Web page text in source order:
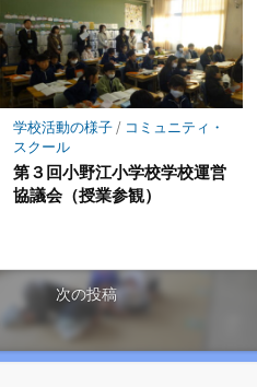
学校活動の様子/ コミュニティ・
スクール
第３回小野江小学校学校運営
協議会（授業参観）
次の投稿